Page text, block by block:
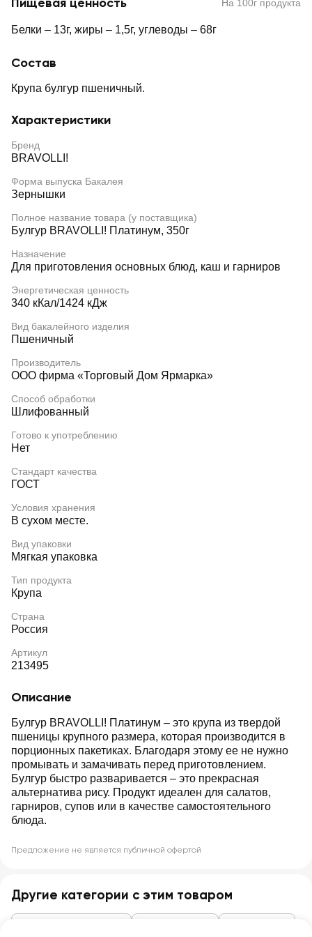
На 100г продукта
Белки – 13г, жиры – 1,5г, углеводы – 68г
Состав
Крупа булгур пшеничный.
Характеристики
Бренд
BRAVOLLI!
Форма выпуска Бакалея
Зернышки
Полное название товара (у поставщика)
Булгур BRAVOLLI! Платинум, 350г
Назначение
Для приготовления основных блюд, каш и гарниров
Энергетическая ценность
340 кКал/1424 кДж
Вид бакалейного изделия
Пшеничный
Производитель
ООО фирма «Торговый Дом Ярмарка»
Способ обработки
Шлифованный
Готово к употреблению
Нет
Стандарт качества
ГОСТ
Условия хранения
В сухом месте.
Вид упаковки
Мягкая упаковка
Тип продукта
Крупа
Страна
Россия
Артикул
213495
Описание
Булгур BRAVOLLI! Платинум – это крупа из твердой
пшеницы крупного размера, которая производится в
порционных пакетиках. Благодаря этому ее не нужно
промывать и замачивать перед приготовлением.
Булгур быстро разваривается – это прекрасная
альтернатива рису. Продукт идеален для салатов,
гарниров, супов или в качестве самостоятельного
блюда.
Предложение не является публичной офертой
Другие категории с этим товаром